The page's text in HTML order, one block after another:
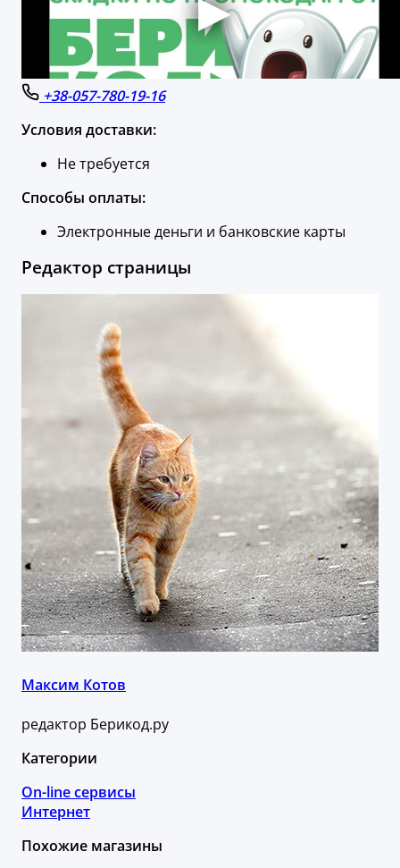
+38-057-780-19-16
Условия доставки:
Не требуется
Способы оплаты:
Электронные деньги и банковские карты
Редактор страницы
Максим Котов
редактор Берикод.ру
Категории
On-line сервисы
Интернет
Похожие магазины